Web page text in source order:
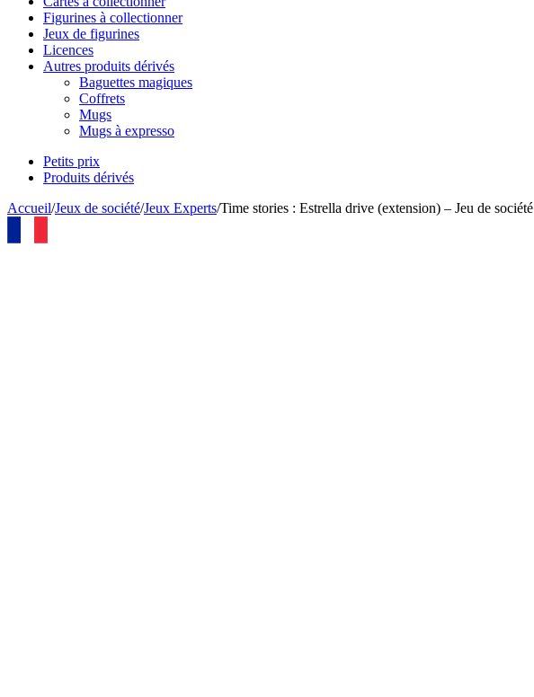
Figurines à collectionner
Jeux de figurines
Licences
Autres produits dérivés
Baguettes magiques
Coffrets
Mugs
Mugs à expresso
Petits prix
Produits dérivés
Accueil/Jeux de société/Jeux Experts/Time stories : Estrella drive (extension) – Jeu de société